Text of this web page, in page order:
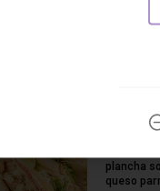
Taco
plancha
queso